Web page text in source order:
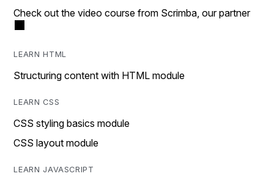
Check out the video course from Scrimba, our partner
LEARN HTML
Structuring content with HTML module
LEARN CSS
CSS styling basics module
CSS layout module
LEARN JAVASCRIPT